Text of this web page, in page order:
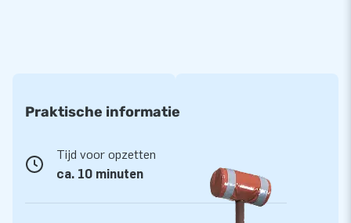
beleving.
JB kussens zijn op meerdere punten verstevigd en
meervoudig gestikt en zijn gemaakt van sterk, hoge kwaliteit
kleurvast PVC doek. Ze zijn daardoor duurzaam en eenvoudig
Praktische informatie
Tijd voor opzetten
ca. 10 minuten